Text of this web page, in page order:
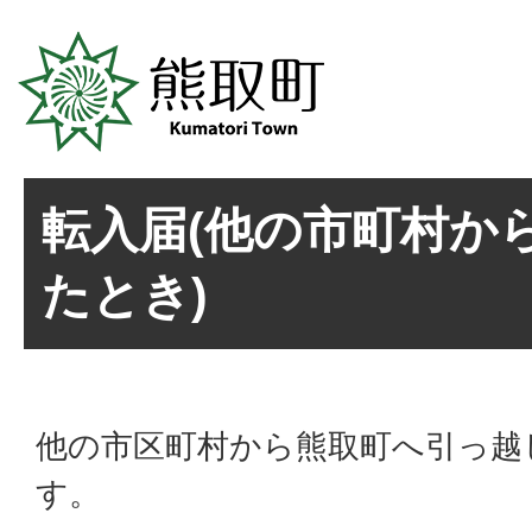
転入届(他の市町村か
たとき)
他の市区町村から熊取町へ引っ
す。